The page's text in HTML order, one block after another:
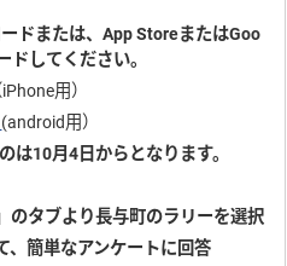
ドまたは、App StoreまたはGoo
してください。
iPhone用）
(android用）
10月4日からとなります。
のタブより長与町のラリーを選択
、簡単なアンケートに回答